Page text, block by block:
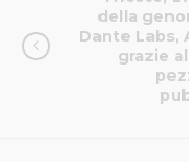
della
Dante Labs,
grazie